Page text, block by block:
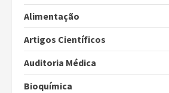
Alimentação
Artigos Científicos
Auditoria Médica
Bioquímica